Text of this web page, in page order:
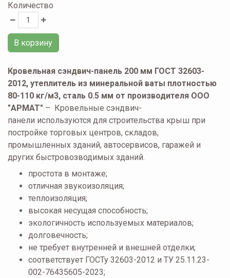
Количество
В корзину
Кровельная сэндвич-панель 200 мм ГОСТ 32603-
2012, утеплитель из минеральной ваты плотностью
80-110 кг/м3, сталь 0.5 мм от производителя ООО
"АРМАТ" – Кровельные сэндвич-
панели используются для строительства крыш при
постройке торговых центров, складов,
промышленных зданий, автосервисов, гаражей и
других быстровозводимых зданий.
простота в монтаже;
отличная звукоизоляция;
теплоизоляция;
высокая несущая способность;
экологичность используемых материалов;
долговечность;
не требует внутренней и внешней отделки;
соответствует ГОСТу 32603-2012 и ТУ 25.11.23-
002-76435605-2023;